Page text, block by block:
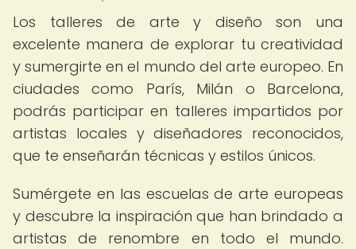
Los talleres de arte y diseño son una
excelente manera de explorar tu creatividad
y sumergirte en el mundo del arte europeo. En
ciudades como París, Milán o Barcelona,
podrás participar en talleres impartidos por
artistas locales y diseñadores reconocidos,
que te enseñarán técnicas y estilos únicos.
Sumérgete en las escuelas de arte europeas
y descubre la inspiración que han brindado a
artistas de renombre en todo el mundo.